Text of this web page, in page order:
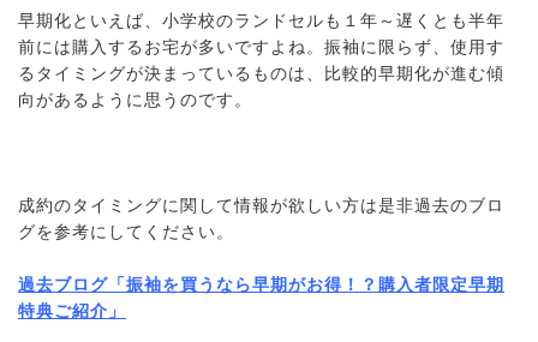
早期化といえば、小学校のランドセルも１年～遅くとも半年
前には購入するお宅が多いですよね。振袖に限らず、使用す
るタイミングが決まっているものは、比較的早期化が進む傾
向があるように思うのです。
成約のタイミングに関して情報が欲しい方は是非過去のブロ
グを参考にしてください。
過去ブログ「振袖を買うなら早期がお得！？購入者限定早期
特典ご紹介」